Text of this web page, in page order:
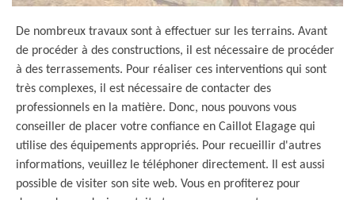
De nombreux travaux sont à effectuer sur les terrains. Avant
de procéder à des constructions, il est nécessaire de procéder
à des terrassements. Pour réaliser ces interventions qui sont
très complexes, il est nécessaire de contacter des
professionnels en la matière. Donc, nous pouvons vous
conseiller de placer votre confiance en Caillot Elagage qui
utilise des équipements appropriés. Pour recueillir d'autres
informations, veuillez le téléphoner directement. Il est aussi
possible de visiter son site web. Vous en profiterez pour